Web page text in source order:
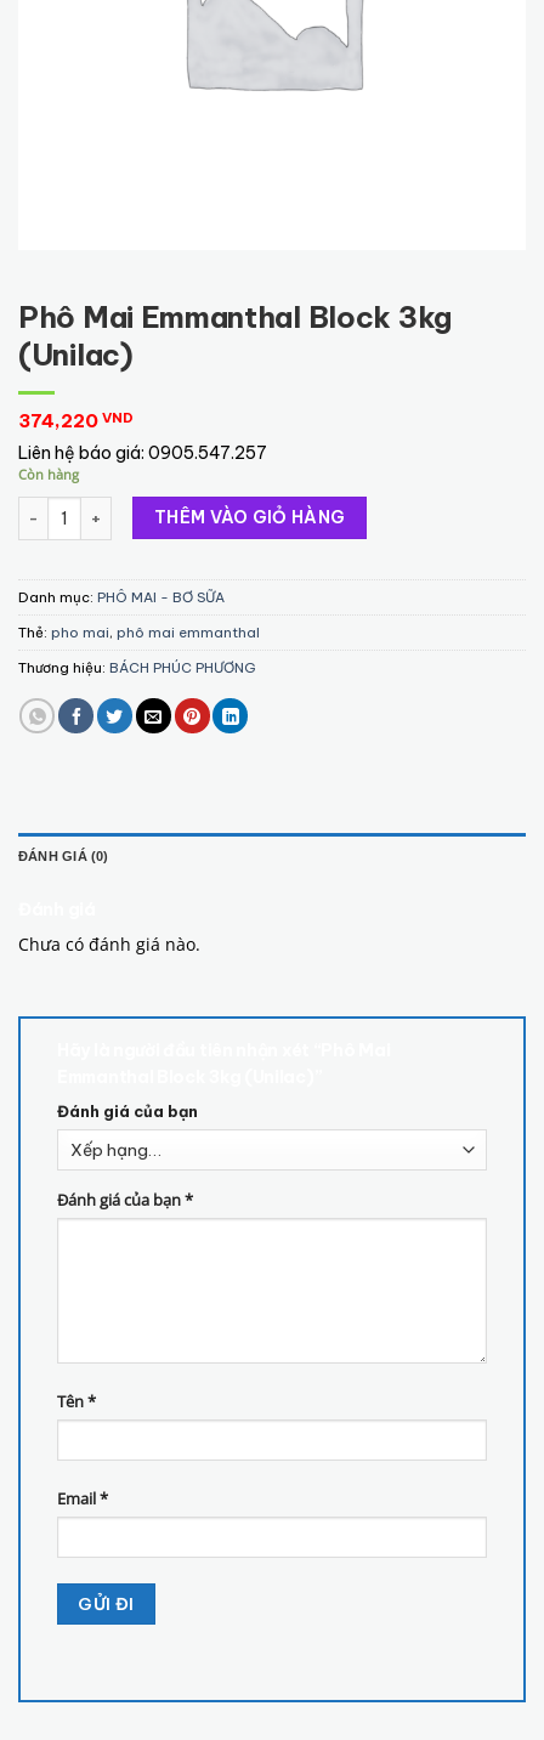
Phô Mai Emmanthal Block 3kg
(Unilac)
374,220 VND
Liên hệ báo giá: 0905.547.257
Còn hàng
Phô Mai Emmanthal Block 3kg (Unilac) số lượng
THÊM VÀO GIỎ HÀNG
Danh mục: PHÔ MAI - BƠ SỮA
Thẻ: pho mai, phô mai emmanthal
Thương hiệu: BÁCH PHÚC PHƯƠNG
ĐÁNH GIÁ (0)
Chưa có đánh giá nào.
Đánh giá của bạn
Đánh giá của bạn*
Tên*
Email*